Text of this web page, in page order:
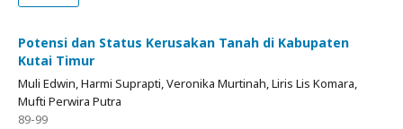
Potensi dan Status Kerusakan Tanah di Kabupaten
Kutai Timur
Muli Edwin, Harmi Suprapti, Veronika Murtinah, Liris Lis Komara,
Mufti Perwira Putra
89-99